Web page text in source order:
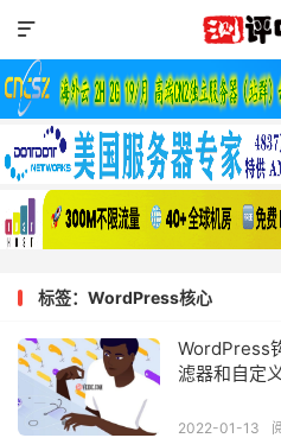

标签：WordPress核心
WordPress
滤器和自定
2022-01-13